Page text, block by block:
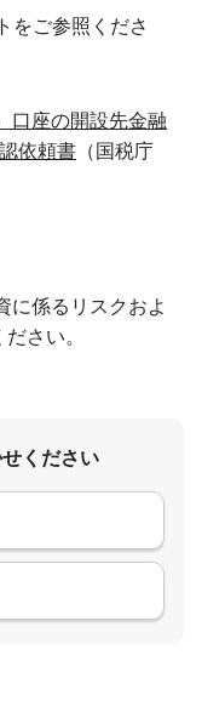
をご参照くださ
座の開設先金融
依頼書 （国税庁
に係るリスクおよ
さい。
ください